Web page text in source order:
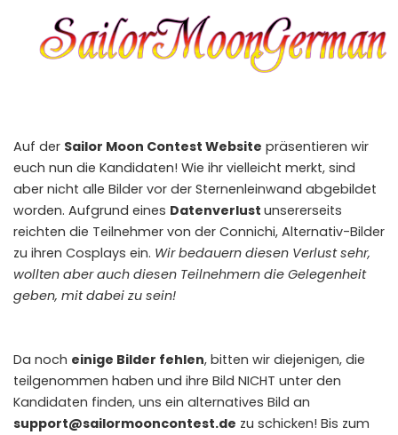
Auf der Sailor Moon Contest Website präsentieren wir
euch nun die Kandidaten! Wie ihr vielleicht merkt, sind
aber nicht alle Bilder vor der Sternenleinwand abgebildet
worden. Aufgrund eines Datenverlust unsererseits
reichten die Teilnehmer von der Connichi, Alternativ-Bilder
zu ihren Cosplays ein. Wir bedauern diesen Verlust sehr,
wollten aber auch diesen Teilnehmern die Gelegenheit
geben, mit dabei zu sein!
Da noch einige Bilder fehlen, bitten wir diejenigen, die
teilgenommen haben und ihre Bild NICHT unter den
Kandidaten finden, uns ein alternatives Bild an
support@sailormooncontest.de zu schicken! Bis zum